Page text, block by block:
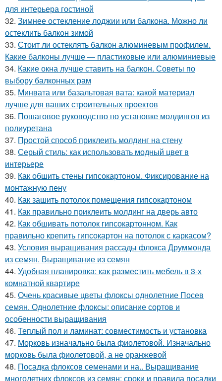
для интерьера гостиной
32. Зимнее остекление лоджии или балкона. Можно ли
остеклить балкон зимой
33. Стоит ли остеклять балкон алюминевым профилем.
Какие балконы лучше — пластиковые или алюминиевые
34. Какие окна лучше ставить на балкон. Советы по
выбору балконных рам
35. Минвата или базальтовая вата: какой материал
лучше для ваших строительных проектов
36. Пошаговое руководство по установке молдингов из
полиуретана
37. Простой способ приклеить молдинг на стену
38. Серый стиль: как использовать модный цвет в
интерьере
39. Как обшить стены гипсокартоном. Фиксирование на
монтажную пену
40. Как зашить потолок помещения гипсокартоном
41. Как правильно приклеить молдинг на дверь авто
42. Как обшивать потолок гипсокартонном. Как
правильно крепить гипсокартон на потолок с каркасом?
43. Условия выращивания рассады флокса Друммонда
из семян. Выращивание из семян
44. Удобная планировка: как разместить мебель в 3-х
комнатной квартире
45. Очень красивые цветы флоксы однолетние Посев
семян. Однолетние флоксы: описание сортов и
особенности выращивания
46. Теплый пол и ламинат: совместимость и установка
47. Морковь изначально была фиолетовой. Изначально
морковь была фиолетовой, а не оранжевой
48. Посадка флоксов семенами и на.. Выращивание
многолетних флоксов из семян: сроки и правила посадки